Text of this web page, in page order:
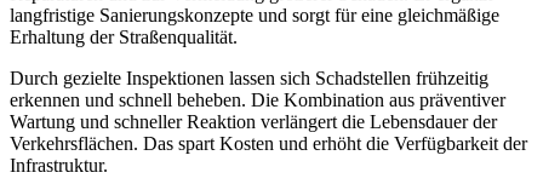
langfristige Sanierungskonzepte und sorgt für eine gleichmäßige
Erhaltung der Straßenqualität.
Durch gezielte Inspektionen lassen sich Schadstellen frühzeitig
erkennen und schnell beheben. Die Kombination aus präventiver
Wartung und schneller Reaktion verlängert die Lebensdauer der
Verkehrsflächen. Das spart Kosten und erhöht die Verfügbarkeit der
Infrastruktur.